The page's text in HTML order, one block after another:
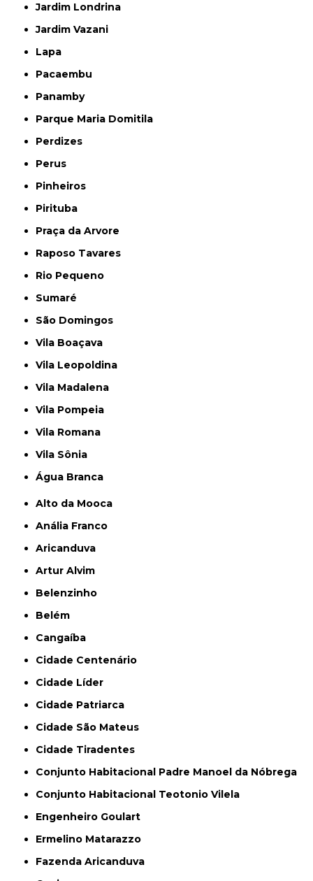
Jardim Londrina
Jardim Vazani
Lapa
Pacaembu
Panamby
Parque Maria Domitila
Perdizes
Perus
Pinheiros
Pirituba
Praça da Arvore
Raposo Tavares
Rio Pequeno
Sumaré
São Domingos
Vila Boaçava
Vila Leopoldina
Vila Madalena
Vila Pompeia
Vila Romana
Vila Sônia
Água Branca
Alto da Mooca
Anália Franco
Aricanduva
Artur Alvim
Belenzinho
Belém
Cangaíba
Cidade Centenário
Cidade Líder
Cidade Patriarca
Cidade São Mateus
Cidade Tiradentes
Conjunto Habitacional Padre Manoel da Nóbrega
Conjunto Habitacional Teotonio Vilela
Engenheiro Goulart
Ermelino Matarazzo
Fazenda Aricanduva